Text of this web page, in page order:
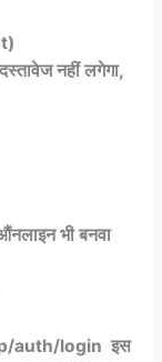
नहीं लगेगा,
भी बनवा
auth/login इस